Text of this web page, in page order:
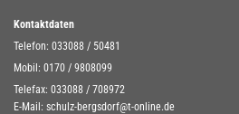
Kontaktdaten
Telefon: 033088 / 50481
Mobil: 0170 / 9808099
Telefax: 033088 / 708972
E-Mail: schulz-bergsdorf@t-online.de